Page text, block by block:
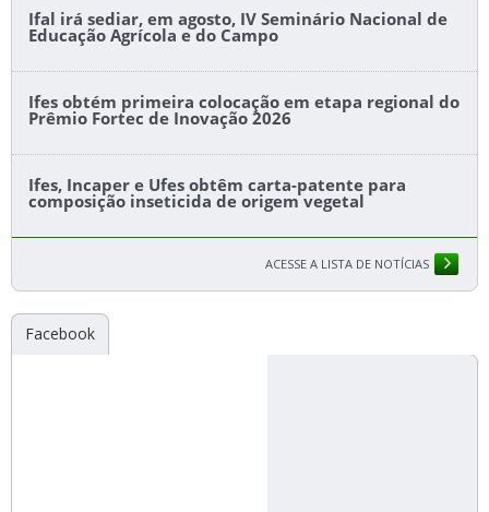
Ifal irá sediar, em agosto, IV Seminário Nacional de
Educação Agrícola e do Campo
Ifes obtém primeira colocação em etapa regional do
Prêmio Fortec de Inovação 2026
Ifes, Incaper e Ufes obtêm carta-patente para
composição inseticida de origem vegetal
ACESSE A LISTA DE NOTÍCIAS
Facebook